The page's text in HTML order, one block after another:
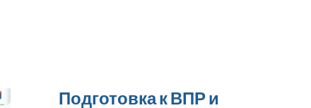
Подготовка к ВПР и